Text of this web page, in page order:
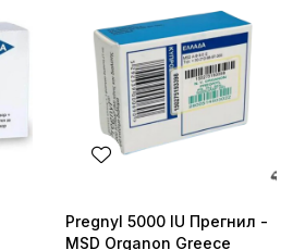
Pregnyl 5000 IU Прегнил -
MSD Organon Greece